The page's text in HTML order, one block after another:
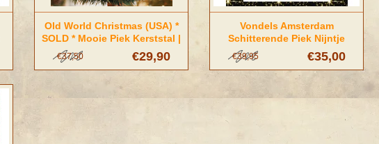
Old World Christmas (USA) *
SOLD * Mooie Piek Kerststal |
Old World Christmas
€29,90
€37,50
Vondels Amsterdam
Schitterende Piek Nijntje
delftsblauw€35,00
€39,95